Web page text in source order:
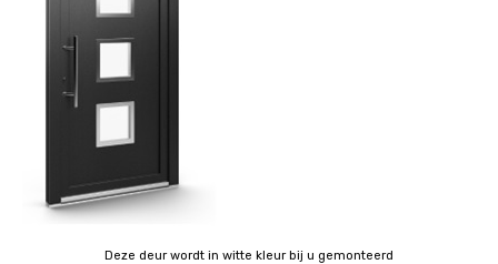
Deze deur wordt in witte kleur bij u gemonteerd